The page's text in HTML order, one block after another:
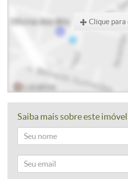
Clique
Saiba mais sobre este imóvel